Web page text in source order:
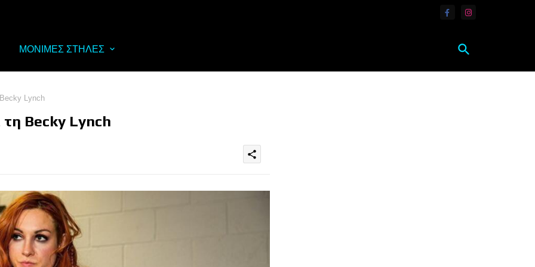
ΜΟΝΙΜΕΣ ΣΤΗΛΕΣ
Lynch
Becky Lynch
share